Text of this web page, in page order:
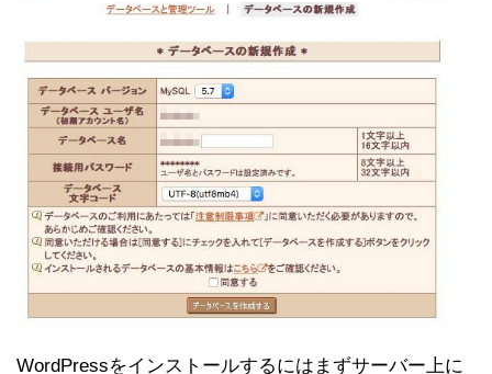
WordPressをインストールするにはまずサーバー上に